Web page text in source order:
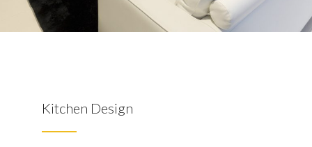
Kitchen Design